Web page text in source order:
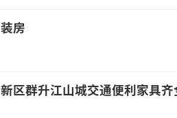
房
区群升江山城交通便利家具